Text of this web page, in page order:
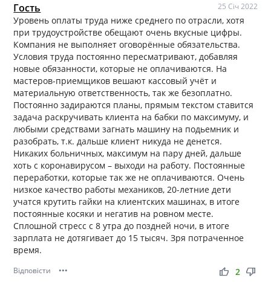
Гость 25 Січ 2022
Уровень оплаты труда ниже среднего по отрасли, хотя
при трудоустройстве обещают очень вкусные цифры.
Компания не выполняет оговорённые обязательства.
Условия труда постоянно пересматривают, добавляя
новые обязанности, которые не оплачиваются. На
мастеров-приемщиков вешают кассовый учёт и
материальную ответственность, так же безоплатно.
Постоянно задираются планы, прямым текстом ставится
задача раскручивать клиента на бабки по максимуму, и
любыми средствами загнать машину на подьемник и
разобрать, т.к. дальше клиент никуда не денется.
Никаких больничных, максимум на пару дней, дальше
хоть с коронавирусом – выходи на работу. Постоянные
переработки, которые так же не оплачиваются. Очень
низкое качество работы механиков, 20-летние дети
учатся крутить гайки на клиентских машинах, в итоге
постоянные косяки и негатив на ровном месте.
Сплошной стресс с 8 утра до поздней ночи, в итоге
зарплата не дотягивает до 15 тысяч. Зря потраченное
время.
Відповісти ••• thumb_up thumb_down
2